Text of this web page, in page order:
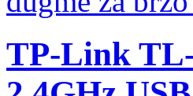
TP-Link TL-